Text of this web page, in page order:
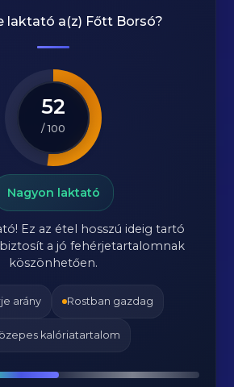
laktató a(z) Főtt Borsó?
52
/ 100
Nagyon laktató
Ez az étel hosszú ideig tartó
a jó fehérjetartalomnak
köszönhetően.
arány Rostban gazdag
kalóriatartalom